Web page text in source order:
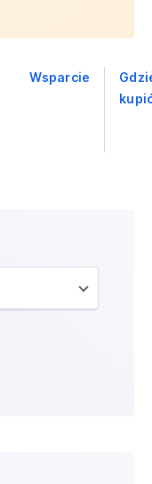
Wsparcie